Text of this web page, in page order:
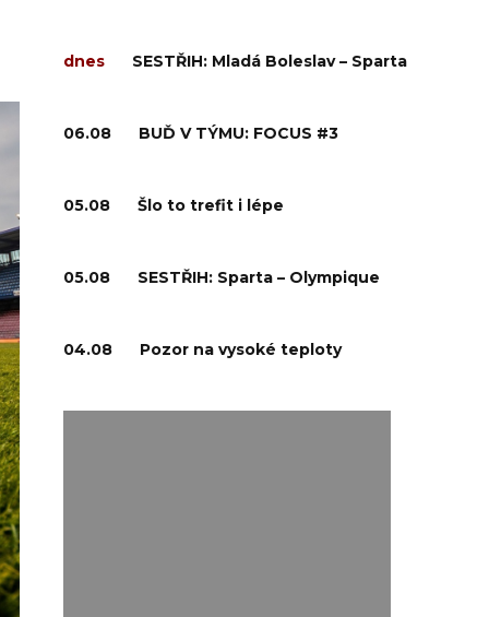
dnes SESTŘIH: Mladá Boleslav – Sparta
06.08 BUĎ V TÝMU: FOCUS #3
05.08 Šlo to trefit i lépe
05.08 SESTŘIH: Sparta – Olympique
04.08 Pozor na vysoké teploty